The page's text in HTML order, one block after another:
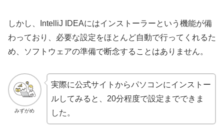
しかし、IntelliJ IDEAにはインストーラーという機能が備
わっており、必要な設定をほとんど自動で行ってくれるた
め、ソフトウェアの準備で断念することはありません。
みずがめ
実際に公式サイトからパソコンにインストー
ルしてみると、20分程度で設定までできま
した。